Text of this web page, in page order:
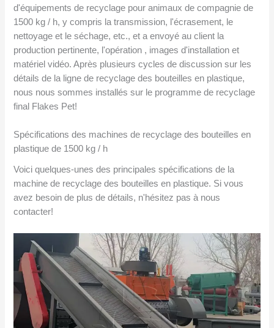
d'équipements de recyclage pour animaux de compagnie de
1500 kg / h, y compris la transmission, l'écrasement, le
nettoyage et le séchage, etc., et a envoyé au client la
production pertinente, l'opération , images d'installation et
matériel vidéo. Après plusieurs cycles de discussion sur les
détails de la ligne de recyclage des bouteilles en plastique,
nous nous sommes installés sur le programme de recyclage
final Flakes Pet!
Spécifications des machines de recyclage des bouteilles en
plastique de 1500 kg / h
Voici quelques-unes des principales spécifications de la
machine de recyclage des bouteilles en plastique. Si vous
avez besoin de plus de détails, n'hésitez pas à nous
contacter!